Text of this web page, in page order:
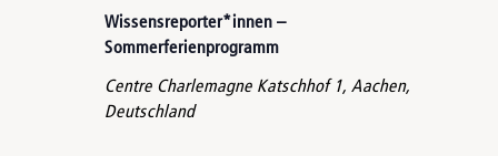
Wissensreporter*innen –
Sommerferienprogramm
Centre Charlemagne Katschhof 1, Aachen,
Deutschland